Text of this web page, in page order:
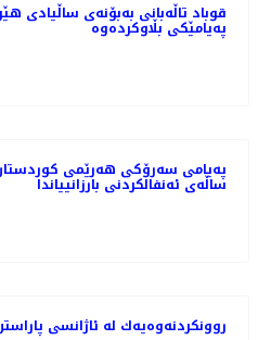
قوباد تاڵەبانی بەبۆنەی
پەیامێکی بڵاوکردەوە
پەیامی سەرۆکی هەرێمی
ساڵه‌ى ئه‌نفالكردنى بارزانيياندا
روونكردنه‌وه‌یه‌ك له‌ ئاژانسی